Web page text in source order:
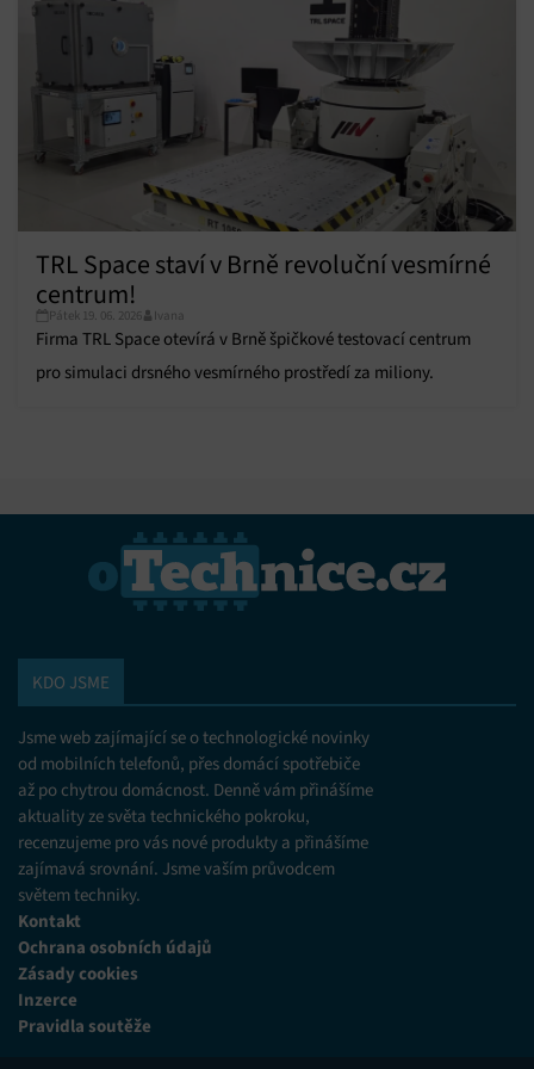
TRL Space staví v Brně revoluční vesmírné
centrum!
Pátek 19. 06. 2026 Ivana
Firma TRL Space otevírá v Brně špičkové testovací centrum
pro simulaci drsného vesmírného prostředí za miliony.
KDO JSME
Jsme web zajímající se o technologické novinky
od mobilních telefonů, přes domácí spotřebiče
až po chytrou domácnost. Denně vám přinášíme
aktuality ze světa technického pokroku,
recenzujeme pro vás nové produkty a přinášíme
zajímavá srovnání. Jsme vaším průvodcem
světem techniky.
Kontakt
Ochrana osobních údajů
Zásady cookies
Inzerce
Pravidla soutěže